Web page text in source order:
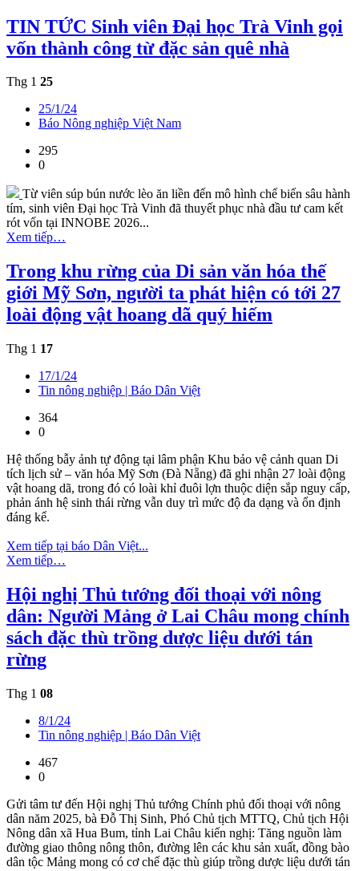
TIN TỨC Sinh viên Đại học Trà Vinh gọi
vốn thành công từ đặc sản quê nhà
Thg 1 25
25/1/24
Báo Nông nghiệp Việt Nam
295
0
Từ viên súp bún nước lèo ăn liền đến mô hình chế biến sâu hành
tím, sinh viên Đại học Trà Vinh đã thuyết phục nhà đầu tư cam kết
rót vốn tại INNOBE 2026...
Xem tiếp…
Trong khu rừng của Di sản văn hóa thế
giới Mỹ Sơn, người ta phát hiện có tới 27
loài động vật hoang dã quý hiếm
Thg 1 17
17/1/24
Tin nông nghiệp | Báo Dân Việt
364
0
Hệ thống bẫy ảnh tự động tại lâm phận Khu bảo vệ cảnh quan Di
tích lịch sử – văn hóa Mỹ Sơn (Đà Nẵng) đã ghi nhận 27 loài động
vật hoang dã, trong đó có loài khỉ đuôi lợn thuộc diện sắp nguy cấp,
phản ánh hệ sinh thái rừng vẫn duy trì mức độ đa dạng và ổn định
đáng kể.
Xem tiếp tại báo Dân Việt...
Xem tiếp…
Hội nghị Thủ tướng đối thoại với nông
dân: Người Mảng ở Lai Châu mong chính
sách đặc thù trồng dược liệu dưới tán
rừng
Thg 1 08
8/1/24
Tin nông nghiệp | Báo Dân Việt
467
0
Gửi tâm tư đến Hội nghị Thủ tướng Chính phủ đối thoại với nông
dân năm 2025, bà Đỗ Thị Sinh, Phó Chủ tịch MTTQ, Chủ tịch Hội
Nông dân xã Hua Bum, tỉnh Lai Châu kiến nghị: Tăng nguồn làm
đường giao thông nông thôn, đường lên các khu sản xuất, đồng bào
dân tộc Mảng mong có cơ chế đặc thù giúp trồng dược liệu dưới tán